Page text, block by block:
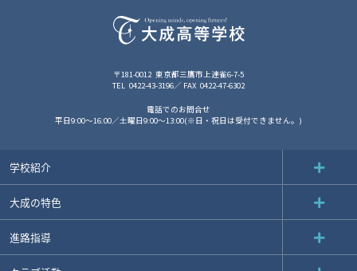
〒181-0012 東京都三鷹市上連雀6-7-5
TEL 0422-43-3196 FAX 0422-47-6302
電話でのお問合せ
平日9:00～16:00／土曜日9:00～13:00(※日・祝日は受付できません。)
学校紹介
大成の特色
進路指導